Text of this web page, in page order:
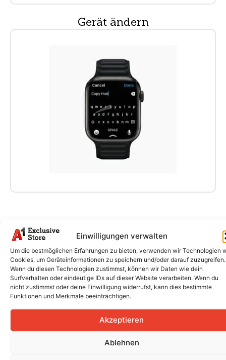
Einwilligungen verwalten
Um die bestmöglichen Erfahrungen zu bieten, verwenden wir Technologien
Cookies, um Geräteinformationen zu speichern und/oder darauf zuzugreifen.
Wenn du diesen Technologien zustimmst, können wir Daten wie dein
Surfverhalten oder eindeutige IDs auf dieser Website verarbeiten. Wenn du
nicht zustimmst oder deine Einwilligung widerrufst, kann dies bestimmte
Funktionen und Merkmale beeinträchtigen.
Akzeptieren
Ablehnen
Gerät ändern
Alle Reparaturen für Ihr Gerät
Komplettpreis: Inklusive Ersatzteile und
professionellem Einbau!
Diagnose & Analyse
Wir prüfen dein Smartphone auf Fehler und finden die
Ursache. Danach erhältst du eine